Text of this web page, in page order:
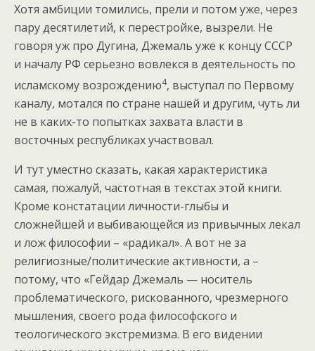
Хотя амбиции томились, прели и потом уже, через
пару десятилетий, к перестройке, вызрели. Не
говоря уж про Дугина, Джемаль уже к концу СССР
и началу РФ серьезно вовлекся в деятельность по
исламскому возрождению4, выступал по Первому
каналу, мотался по стране нашей и другим, чуть ли
не в каких-то попытках захвата власти в
восточных республиках участвовал.
И тут уместно сказать, какая характеристика
самая, пожалуй, частотная в текстах этой книги.
Кроме констатации личности-глыбы и
сложнейшей и выбивающейся из привычных лекал
и лож философии – «радикал». А вот не за
религиозные/политические активности, а –
потому, что «Гейдар Джемаль — носитель
проблематического, рискованного, чрезмерного
мышления, своего рода философского и
теологического экстремизма. В его видении